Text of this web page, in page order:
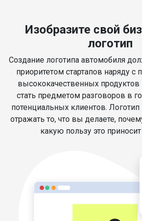
Изобразите свой
логотип
Создание логотипа автомобиля
приоритетом стартапов наряду с
высококачественных продуктов
стать предметом разговоров в
потенциальных клиентов.
отражать то, что вы делаете,
какую пользу это